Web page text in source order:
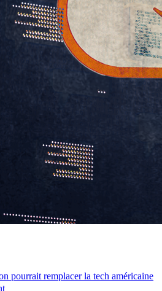
pourrait remplacer la tech américaine